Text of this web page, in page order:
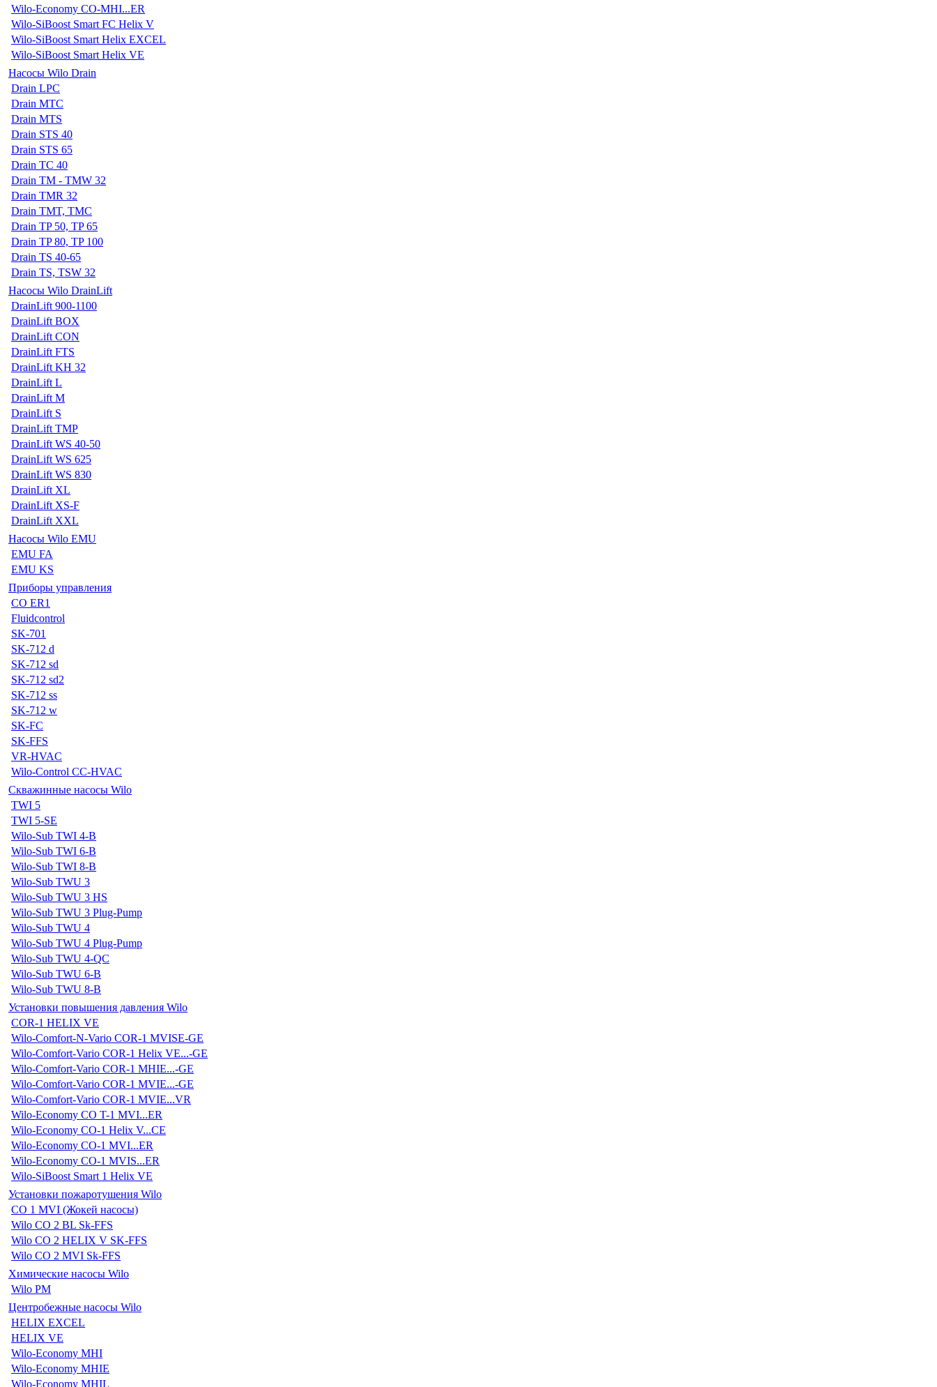
Wilo-Economy CO-MHI...ER
Wilo-SiBoost Smart FC Helix V
Wilo-SiBoost Smart Helix EXCEL
Wilo-SiBoost Smart Helix VE
Насосы Wilo Drain
Drain LPC
Drain MTC
Drain MTS
Drain STS 40
Drain STS 65
Drain TC 40
Drain TM - TMW 32
Drain TMR 32
Drain TMT, TMC
Drain TP 50, TP 65
Drain TP 80, TP 100
Drain TS 40-65
Drain TS, TSW 32
Насосы Wilo DrainLift
DrainLift 900-1100
DrainLift BOX
DrainLift CON
DrainLift FTS
DrainLift KH 32
DrainLift L
DrainLift M
DrainLift S
DrainLift TMP
DrainLift WS 40-50
DrainLift WS 625
DrainLift WS 830
DrainLift XL
DrainLift XS-F
DrainLift XXL
Насосы Wilo EMU
EMU FA
EMU KS
Приборы управления
CO ER1
Fluidcontrol
SK-701
SK-712 d
SK-712 sd
SK-712 sd2
SK-712 ss
SK-712 w
SK-FC
SK-FFS
VR-HVAC
Wilo-Control CC-HVAC
Скважинные насосы Wilo
TWI 5
TWI 5-SE
Wilo-Sub TWI 4-B
Wilo-Sub TWI 6-B
Wilo-Sub TWI 8-B
Wilo-Sub TWU 3
Wilo-Sub TWU 3 HS
Wilo-Sub TWU 3 Plug-Pump
Wilo-Sub TWU 4
Wilo-Sub TWU 4 Plug-Pump
Wilo-Sub TWU 4-QC
Wilo-Sub TWU 6-B
Wilo-Sub TWU 8-B
Установки повышения давления Wilo
COR-1 HELIX VE
Wilo-Comfort-N-Vario COR-1 MVISE-GE
Wilo-Comfort-Vario COR-1 Helix VE...-GE
Wilo-Comfort-Vario COR-1 MHIE...-GE
Wilo-Comfort-Vario COR-1 MVIE...-GE
Wilo-Comfort-Vario COR-1 MVIE...VR
Wilo-Economy CO T-1 MVI...ER
Wilo-Economy CO-1 Helix V...CE
Wilo-Economy CO-1 MVI...ER
Wilo-Economy CO-1 MVIS...ER
Wilo-SiBoost Smart 1 Helix VE
Установки пожаротушения Wilo
CO 1 MVI (Жокей насосы)
Wilo CO 2 BL Sk-FFS
Wilo CO 2 HELIX V SK-FFS
Wilo CO 2 MVI Sk-FFS
Химические насосы Wilo
Wilo PM
Центробежные насосы Wilo
HELIX EXCEL
HELIX VE
Wilo-Economy MHI
Wilo-Economy MHIE
Wilo-Economy MHIL